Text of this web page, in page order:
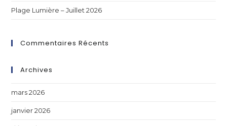
Plage Lumière – Juillet 2026
Commentaires Récents
Archives
mars 2026
janvier 2026